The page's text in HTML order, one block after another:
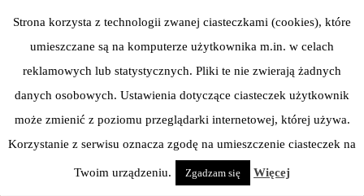
content
Strona korzysta z technologii zwanej ciasteczkami (cookies), które
umieszczane są na komputerze użytkownika m.in. w celach
reklamowych lub statystycznych. Pliki te nie zwierają żadnych
danych osobowych. Ustawienia dotyczące ciasteczek użytkownik
może zmienić z poziomu przeglądarki internetowej, której używa.
Korzystanie z serwisu oznacza zgodę na umieszczenie ciasteczek na
Twoim urządzeniu. Zgadzam się Więcej